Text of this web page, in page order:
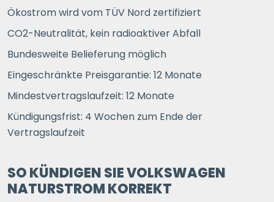
Ökostrom wird vom TÜV Nord zertifiziert
CO2-Neutralität, kein radioaktiver Abfall
Bundesweite Belieferung möglich
Eingeschränkte Preisgarantie: 12 Monate
Mindestvertragslaufzeit: 12 Monate
Kündigungsfrist: 4 Wochen zum Ende der
Vertragslaufzeit
SO KÜNDIGEN SIE VOLKSWAGEN
NATURSTROM KORREKT